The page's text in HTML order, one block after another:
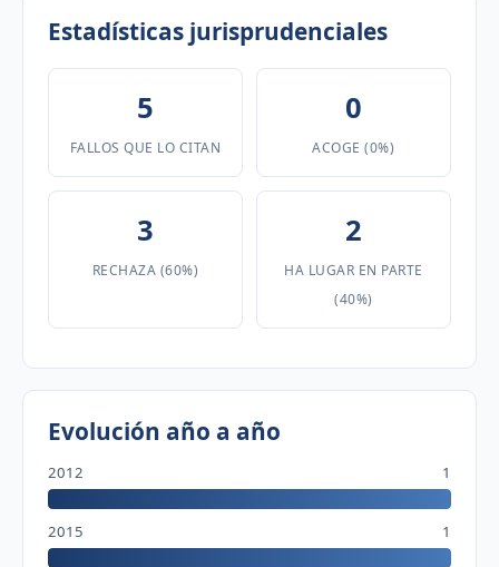
Estadísticas jurisprudenciales
5
FALLOS QUE LO CITAN
0
ACOGE (0%)
3
RECHAZA (60%)
2
HA LUGAR EN PARTE
(40%)
Evolución año a año
2012 1
2015 1